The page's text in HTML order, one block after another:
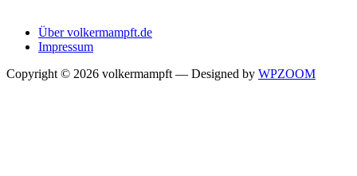
Über volkermampft.de
Impressum
Copyright © 2026 volkermampft — Designed by WPZOOM